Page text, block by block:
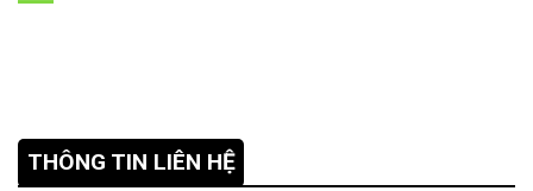
THÔNG TIN LIÊN HỆ